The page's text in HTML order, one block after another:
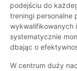
podejściu do
treningi personalne
wykwalifikowanych
systematycznie
dbając o
W centrum duży